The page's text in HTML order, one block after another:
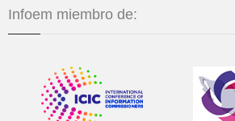
Infoem miembro de: